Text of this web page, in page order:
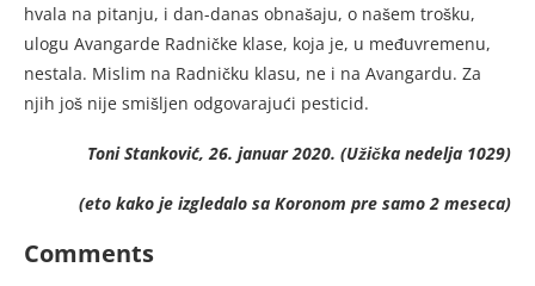
hvala na pitanju, i dan-danas obnašaju, o našem troš­ku,
ulogu Avangarde Radničke kla­se, koja je, u međuvremenu,
nestala. Mislim na Radničku klasu, ne i na Avangardu. Za
njih još nije smišlj­en odgovarajući pesticid.
Toni Stanković, 26. januar 2020. (Užička nedelja 1029)
(eto kako je izgledalo sa Koronom pre samo 2 meseca)
Comments